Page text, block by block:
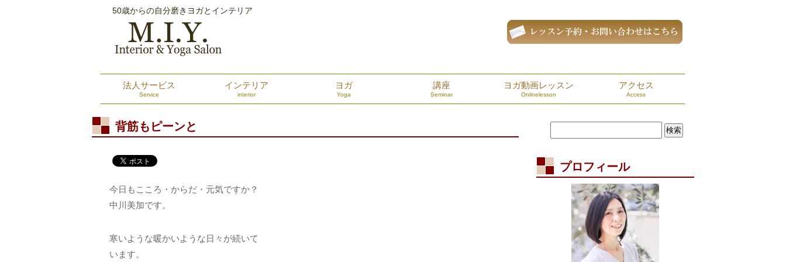
50歳からの自分磨きヨガとインテリア
法人サービス
Service
インテリア
interior
ヨガ
Yoga
講座
Seminar
ヨガ動画レッスン
Onlinelesson
アクセス
Access
背筋もピーンと
今日もこころ・からだ・元気ですか？
中川美加です。
寒いような暖かいような日々が続いて
います。
プロフィール